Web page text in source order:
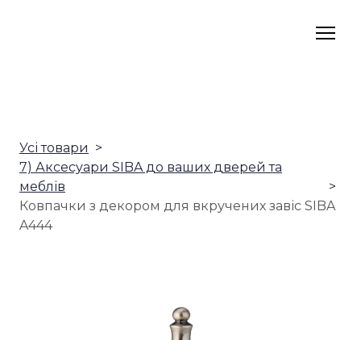
Усі товари
7) Аксесуари SIBA до ваших дверей та
меблів
Ковпачки з декором для вкручених завіс SIBA
A444